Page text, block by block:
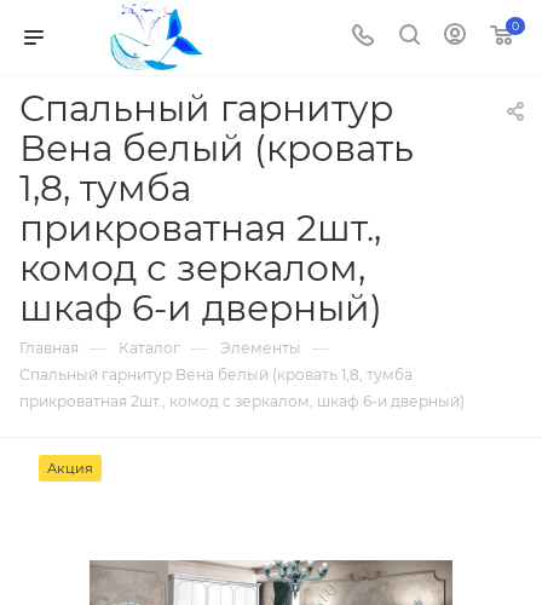
0
Спальный гарнитур
Вена белый (кровать
1,8, тумба
прикроватная 2шт.,
комод с зеркалом,
шкаф 6-и дверный)
Главная — Каталог — Элементы —
Спальный гарнитур Вена белый (кровать 1,8, тумба
прикроватная 2шт., комод с зеркалом, шкаф 6-и дверный)
Акция